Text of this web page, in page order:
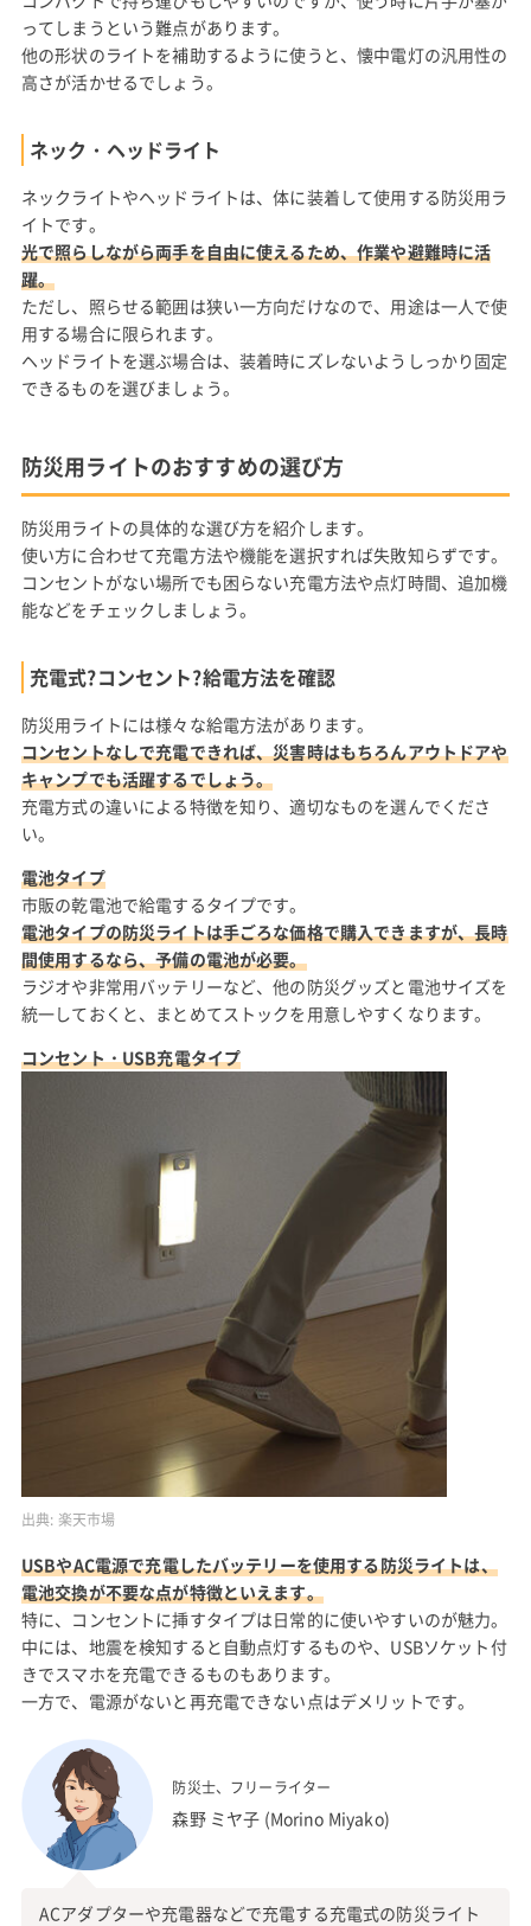
ってしまうという難点があります。
他の形状のライトを補助するように使うと、懐中電灯の汎用性の
高さが活かせるでしょう。
ネック・ヘッドライト
ネックライトやヘッドライトは、体に装着して使用する防災用ラ
イトです。
光で照らしながら両手を自由に使えるため、作業や避難時に活
躍。
ただし、照らせる範囲は狭い一方向だけなので、用途は一人で使
用する場合に限られます。
ヘッドライトを選ぶ場合は、装着時にズレないようしっかり固定
できるものを選びましょう。
防災用ライトのおすすめの選び方
防災用ライトの具体的な選び方を紹介します。
使い方に合わせて充電方法や機能を選択すれば失敗知らずです。
コンセントがない場所でも困らない充電方法や点灯時間、追加機
能などをチェックしましょう。
充電式?コンセント?給電方法を確認
防災用ライトには様々な給電方法があります。
コンセントなしで充電できれば、災害時はもちろんアウトドアや
キャンプでも活躍するでしょう。
充電方式の違いによる特徴を知り、適切なものを選んでくださ
い。
電池タイプ
市販の乾電池で給電するタイプです。
電池タイプの防災ライトは手ごろな価格で購入できますが、長時
間使用するなら、予備の電池が必要。
ラジオや非常用バッテリーなど、他の防災グッズと電池サイズを
統一しておくと、まとめてストックを用意しやすくなります。
コンセント・USB充電タイプ
出典: 楽天市場
USBやAC電源で充電したバッテリーを使用する防災ライトは、
電池交換が不要な点が特徴といえます。
特に、コンセントに挿すタイプは日常的に使いやすいのが魅力。
中には、地震を検知すると自動点灯するものや、USBソケット付
きでスマホを充電できるものもあります。
一方で、電源がないと再充電できない点はデメリットです。
防災士、フリーライター
森野 ミヤ子 (Morino Miyako)
ACアダプターや充電器などで充電する充電式の防災ライト